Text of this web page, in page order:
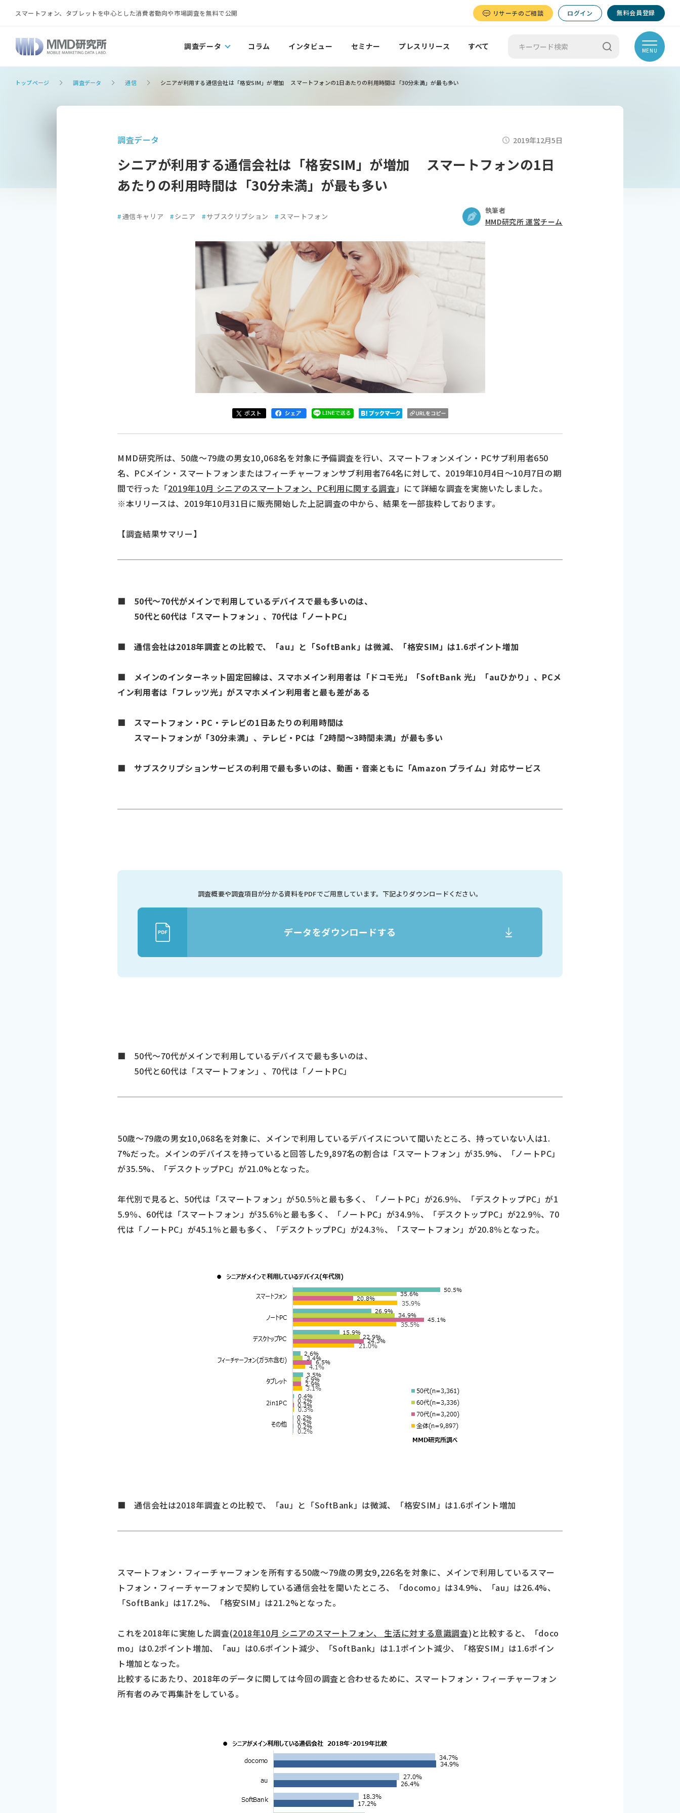
スマートフォン、タブレットを中心とした消費者動向や市場調査を無料で公開 リサーチのご相談 ログイン 無料会員登録
調査データ コラム インタビュー セミナー プレスリリース すべて MENU
トップページ 調査データ 通信 シニアが利用する通信会社は「格安SIM」が増加 スマートフォンの1日あたりの利用時間は「30分未満」が最も多い
調査データ 2019年12月5日
シニアが利用する通信会社は「格安SIM」が増加 スマートフォンの1日
あたりの利用時間は「30分未満」が最も多い
#通信キャリア #シニア #サブスクリプション # スマートフォン
執筆者
MMD研究所 運営チーム
MMD研究所は、50歳～79歳の男女10,068名を対象に予備調査を行い、スマートフォンメイン・PCサブ利用者650
名、PCメイン・スマートフォンまたはフィーチャーフォンサブ利用者764名に対して、2019年10月4日～10月7日の期
間で行った「2019年10月 シニアのスマートフォン、PC利用に関する調査」にて詳細な調査を実施いたしました。
※本リリースは、2019年10月31日に販売開始した上記調査の中から、結果を一部抜粋しております。
【調査結果サマリー】
■ 50代～70代がメインで利用しているデバイスで最も多いのは、
50代と60代は「スマートフォン」、70代は「ノートPC」
■ 通信会社は2018年調査との比較で、「au」と「SoftBank」は微減、「格安SIM」は1.6ポイント増加
■ メインのインターネット固定回線は、スマホメイン利用者は「ドコモ光」「SoftBank 光」「auひかり」、PCメ
イン利用者は「フレッツ光」がスマホメイン利用者と最も差がある
■ スマートフォン・PC・テレビの1日あたりの利用時間は
スマートフォンが「30分未満」、テレビ・PCは「2時間～3時間未満」が最も多い
■ サブスクリプションサービスの利用で最も多いのは、動画・音楽ともに「Amazon プライム」対応サービス
調査概要や調査項目が分かる資料をPDFでご用意しています。 下記よりダウンロードください。
データをダウンロードする
■ 50代～70代がメインで利用しているデバイスで最も多いのは、
50代と60代は「スマートフォン」、70代は「ノートPC」
50歳～79歳の男女10,068名を対象に、メインで利用しているデバイスについて聞いたところ、持っていない人は1.
7%だった。メインのデバイスを持っていると回答した9,897名の割合は「スマートフォン」が35.9%、「ノートPC」
が35.5%、「デスクトップPC」が21.0%となった。
年代別で見ると、50代は「スマートフォン」が50.5％と最も多く、「ノートPC」が26.9％、「デスクトップPC」が1
5.9％、60代は「スマートフォン」が35.6％と最も多く、「ノートPC」が34.9％、「デスクトップPC」が22.9％、70
代は「ノートPC」が45.1％と最も多く、「デスクトップPC」が24.3％、「スマートフォン」が20.8％となった。
■ 通信会社は2018年調査との比較で、「au」と「SoftBank」は微減、「格安SIM」は1.6ポイント増加
スマートフォン・フィーチャーフォンを所有する50歳～79歳の男女9,226名を対象に、メインで利用しているスマー
トフォン・フィーチャーフォンで契約している通信会社を聞いたところ、「docomo」は34.9%、「au」は26.4%、
「SoftBank」は17.2%、「格安SIM」は21.2%となった。
これを2018年に実施した調査(2018年10月 シニアのスマートフォン、 生活に対する意識調査)と比較すると、「doco
mo」は0.2ポイント増加、「au」は0.6ポイント減少、「SoftBank」は1.1ポイント減少、「格安SIM」は1.6ポイン
ト増加となった。
比較するにあたり、2018年のデータに関しては今回の調査と合わせるために、スマートフォン・フィーチャーフォン
所有者のみで再集計をしている。